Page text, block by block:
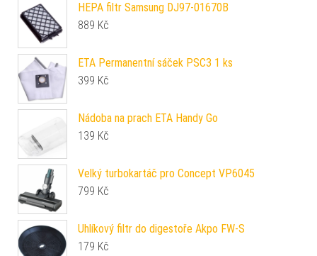
HEPA filtr Samsung DJ97-01670B
889 Kč
ETA Permanentní sáček PSC3 1 ks
399 Kč
Nádoba na prach ETA Handy Go
139 Kč
Velký turbokartáč pro Concept VP6045
799 Kč
Uhlíkový filtr do digestoře Akpo FW-S
179 Kč